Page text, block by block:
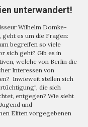
unterwandert!
Wilhelm Domke-
es um die Fragen:
begreifen so viele
sich geht? Gib es in
welche von Berlin die
Interessen von
Inwieweit stellen sich
die sich
entgegen? Wie sieht
und
Eliten vorgegebenen